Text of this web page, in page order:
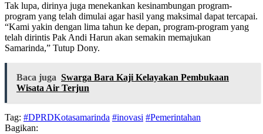
Tak lupa, dirinya juga menekankan kesinambungan program-
program yang telah dimulai agar hasil yang maksimal dapat tercapai.
“Kami yakin dengan lima tahun ke depan, program-program yang
telah dirintis Pak Andi Harun akan semakin memajukan
Samarinda,” Tutup Dony.
Baca juga Swarga Bara Kaji Kelayakan Pembukaan
Wisata Air Terjun
Tag: #DPRDKotasamarinda #inovasi #Pemerintahan
Bagikan: